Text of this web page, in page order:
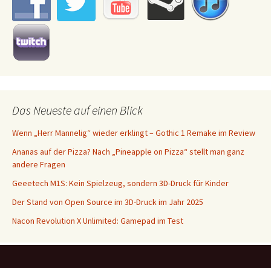
Das Neueste auf einen Blick
Wenn „Herr Mannelig“ wieder erklingt – Gothic 1 Remake im Review
Ananas auf der Pizza? Nach „Pineapple on Pizza“ stellt man ganz
andere Fragen
Geeetech M1S: Kein Spielzeug, sondern 3D-Druck für Kinder
Der Stand von Open Source im 3D-Druck im Jahr 2025
Nacon Revolution X Unlimited: Gamepad im Test